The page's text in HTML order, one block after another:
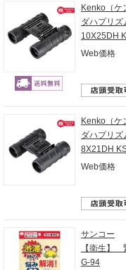
Kenko（ケ
ダハプリ
10X25DH
Web価格
Kenko（ケ
ダハプリ
8X21DH
Web価格
サンコー
【衛生】
G-94